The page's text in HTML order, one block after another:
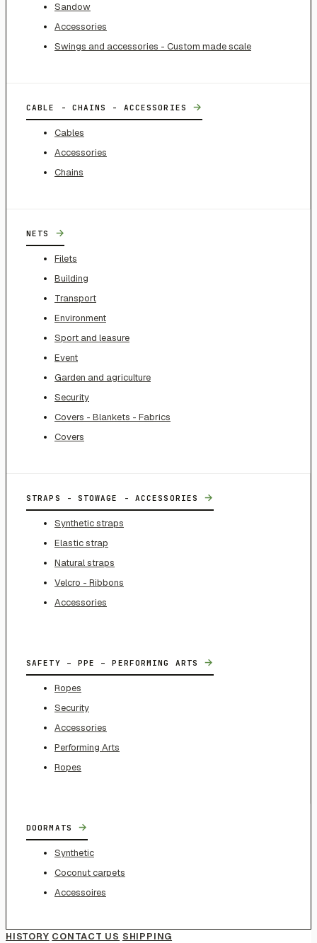
Sandow
Accessories
Swings and accessories - Custom made scale
CABLE - CHAINS - ACCESSORIES →
Cables
Accessories
Chains
NETS →
Filets
Building
Transport
Environment
Sport and leasure
Event
Garden and agriculture
Security
Covers - Blankets - Fabrics
Covers
STRAPS - STOWAGE - ACCESSORIES →
Synthetic straps
Elastic strap
Natural straps
Velcro - Ribbons
Accessories
SAFETY – PPE – PERFORMING ARTS →
Ropes
Security
Accessories
Performing Arts
Ropes
DOORMATS →
Synthetic
Coconut carpets
Accessoires
HISTORY CONTACT US SHIPPING